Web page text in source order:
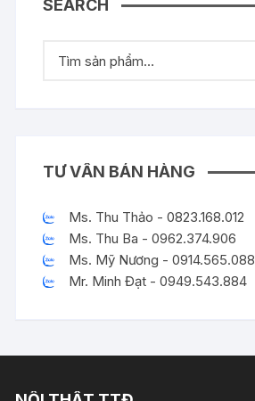
SEARCH
TƯ VẤN BÁN HÀNG
Ms. Thu Thảo - 0823.168.012
Ms. Thu Ba - 0962.374.906
Ms. Mỹ Nương - 0914.565.088
Mr. Minh Đạt - 0949.543.884